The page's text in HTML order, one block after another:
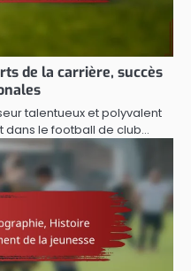
de la carrière, succès
talentueux et polyvalent
dans le football de club…